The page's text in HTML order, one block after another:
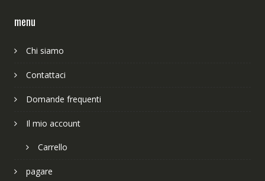
menu
Chi siamo
Contattaci
Domande frequenti
Il mio account
Carrello
pagare